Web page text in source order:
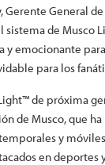
General
sistema de Musco
y emocionante
para los
de próxima
de Musco, que
y
en